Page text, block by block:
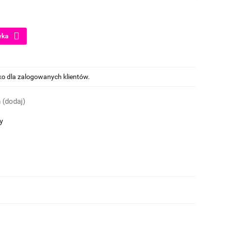
dla zalogowanych klientów.
(dodaj)